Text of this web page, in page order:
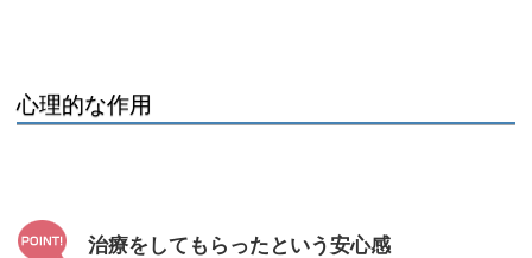
心理的な作用
治療をしてもらったという安心感